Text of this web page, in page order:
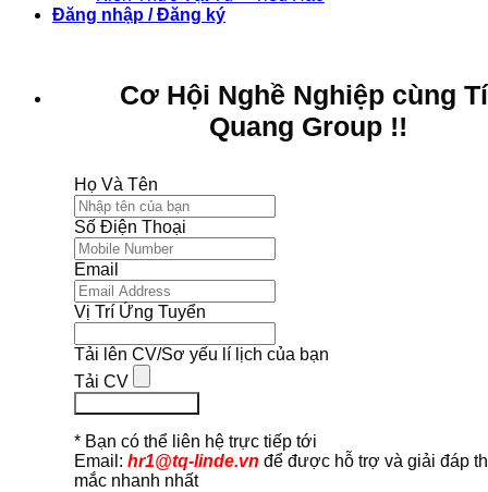
Đăng nhập / Đăng ký
Cơ Hội Nghề Nghiệp cùng
Quang Group !!
Họ Và Tên
Số Điện Thoại
Email
Vị Trí Ứng Tuyển
Tải lên CV/Sơ yếu lí lịch của bạn
Tải CV
* Bạn có thể liên hệ trực tiếp tới
Email: hr1@tq-linde.vn để được hỗ trợ và giải đáp
mắc nhanh nhất